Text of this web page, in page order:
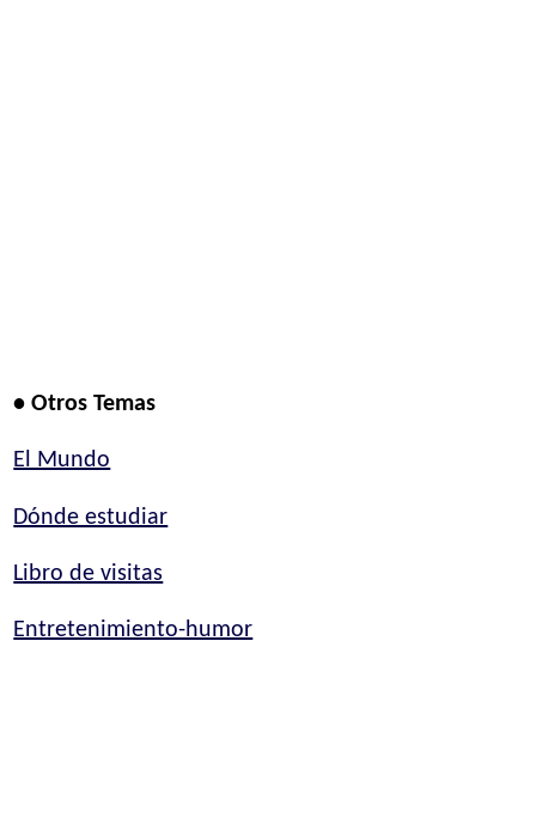
• Otros Temas
El Mundo
Dónde estudiar
Libro de visitas
Entretenimiento-humor